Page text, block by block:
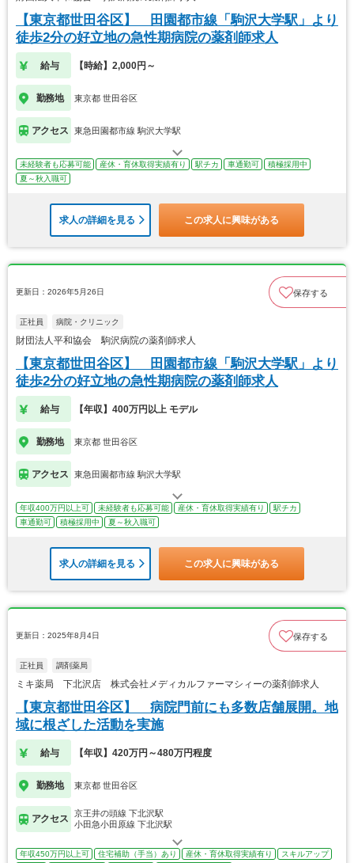
【東京都世田谷区】 田園都市線「駒沢大学駅」より
徒歩2分の好立地の急性期病院の薬剤師求人
給与 【時給】2,000円～
勤務地 東京都 世田谷区
アクセス 東急田園都市線 駒沢大学駅
未経験者も応募可能 産休・育休取得実績有り 駅チカ 車通勤可
積極採用中
夏～秋入職可
求人の詳細を見る この求人に興味がある
更新日：2026年5月26日 保存する
正社員 病院・クリニック
財団法人平和協会 駒沢病院の薬剤師求人
【東京都世田谷区】 田園都市線「駒沢大学駅」より
徒歩2分の好立地の急性期病院の薬剤師求人
給与 【年収】400万円以上 モデル
勤務地 東京都 世田谷区
アクセス 東急田園都市線 駒沢大学駅
年収400万円以上可 未経験者も応募可能 産休・育休取得実績有り
駅チカ
車通勤可
積極採用中 夏～秋入職可
求人の詳細を見る この求人に興味がある
更新日：2025年8月4日 保存する
正社員 調剤薬局
ミキ薬局 下北沢店 株式会社メディカルファーマシィーの薬剤師求人
【東京都世田谷区】 病院門前にも多数店舗展開。地
域に根ざした活動を実施
給与 【年収】420万円～480万円程度
勤務地 東京都 世田谷区
アクセス
京王井の頭線 下北沢駅
小田急小田原線 下北沢駅
年収450万円以上可 住宅補助（手当）あり 産休・育休取得実績有り
スキルアップ